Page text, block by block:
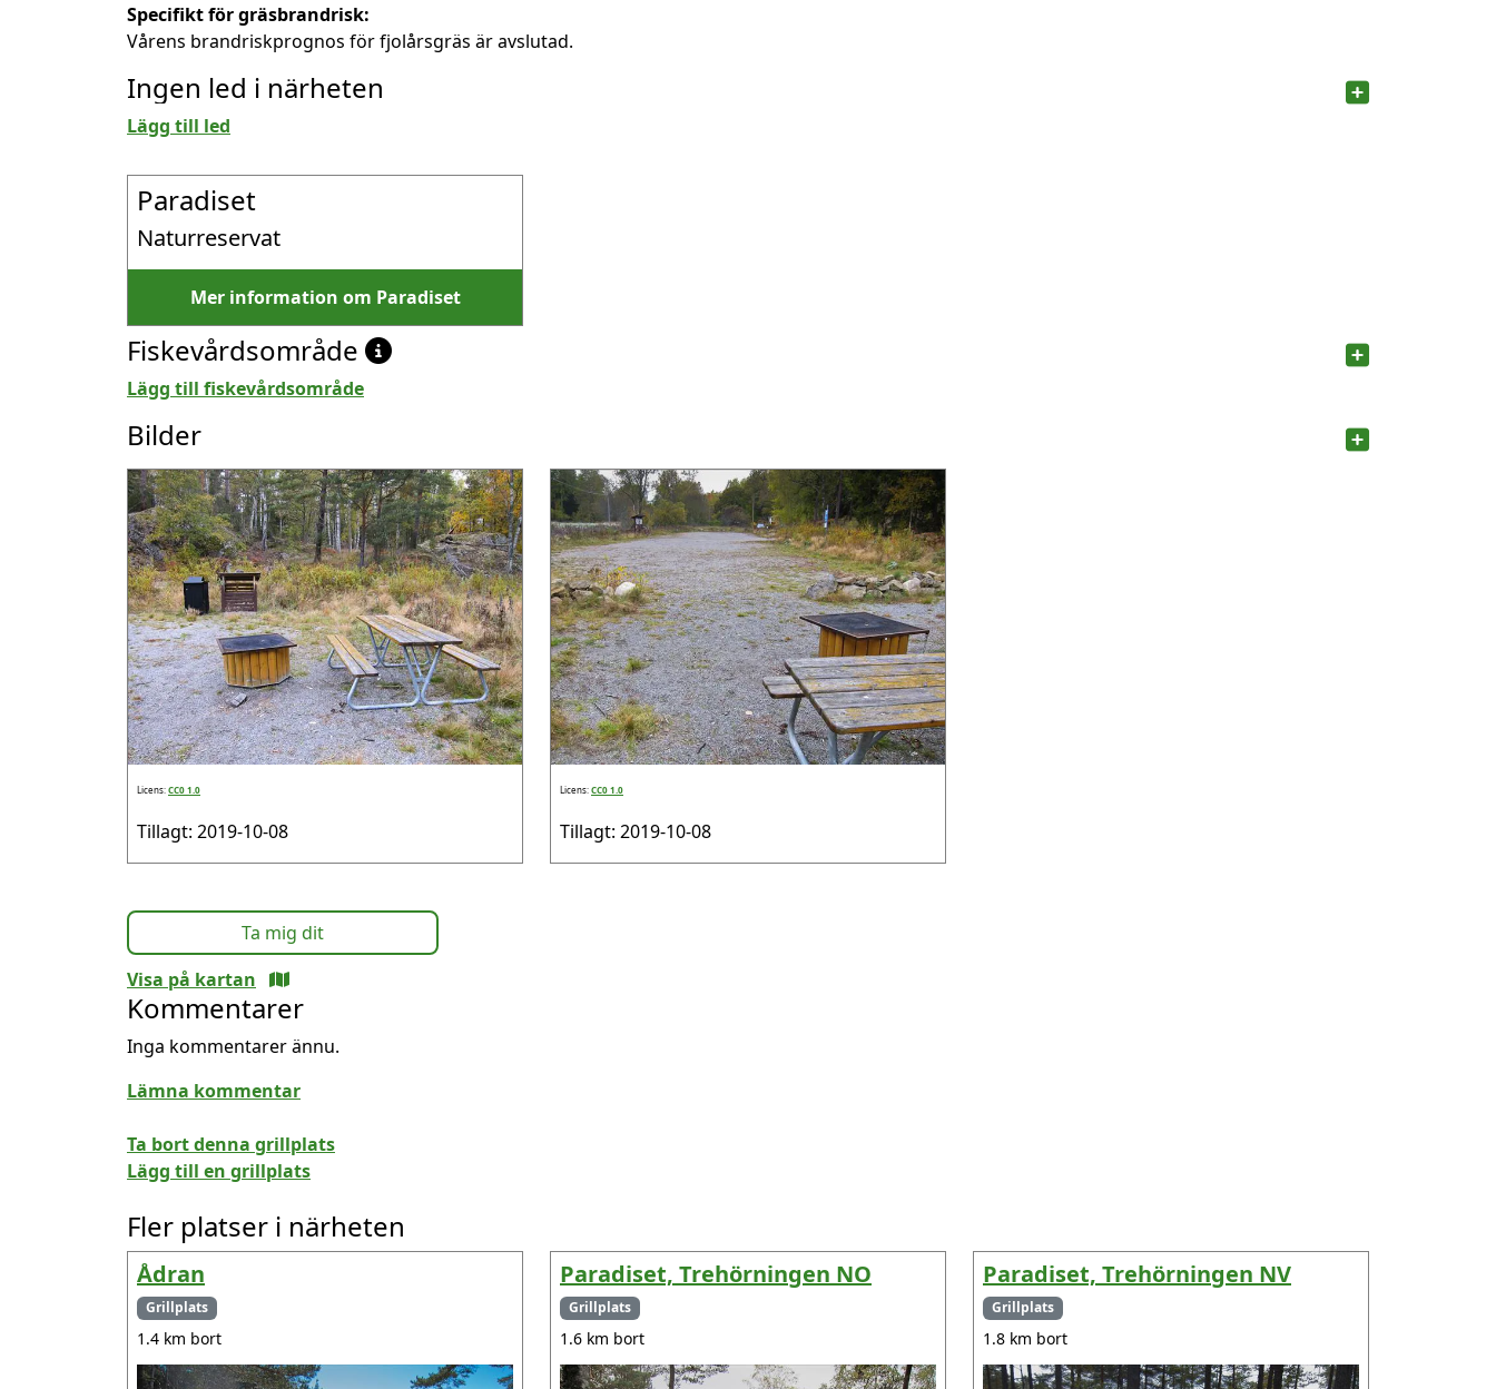
Specifikt för gräsbrandrisk:
Vårens brandriskprognos för fjolårsgräs är avslutad.
Ingen led i närheten
Lägg till led
Paradiset
Naturreservat
Mer information om Paradiset
Fiskevårdsområde
Lägg till fiskevårdsområde
Bilder
Licens:CC0 1.0
Tillagt: 2019-10-08
Licens:CC0 1.0
Tillagt: 2019-10-08
Ta mig dit
Visa på kartan
Kommentarer
Inga kommentarer ännu.
Lämna kommentar
Ta bort denna grillplats
Lägg till en grillplats
Fler platser i närheten
Ådran
Grillplats
1.4 km bort
Paradiset, Trehörningen NO
Grillplats
1.6 km bort
Paradiset, Trehörningen NV
Grillplats
1.8 km bort